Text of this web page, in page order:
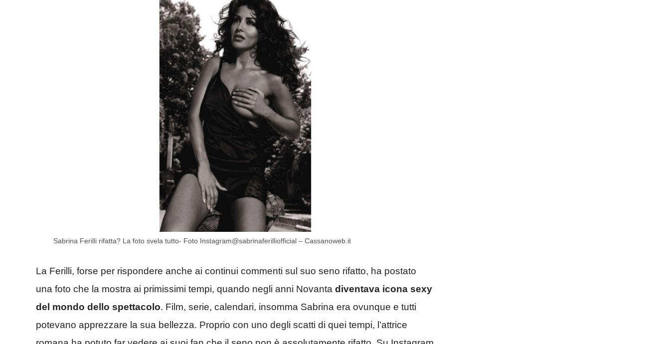
Sabrina Ferilli rifatta? La foto svela tutto- Foto Instagram@sabrinaferilliofficial – Cassanoweb.it
La Ferilli, forse per rispondere anche ai continui commenti sul suo seno rifatto, ha postato
una foto che la mostra ai primissimi tempi, quando negli anni Novanta diventava icona sexy
del mondo dello spettacolo. Film, serie, calendari, insomma Sabrina era ovunque e tutti
potevano apprezzare la sua bellezza. Proprio con uno degli scatti di quei tempi, l’attrice